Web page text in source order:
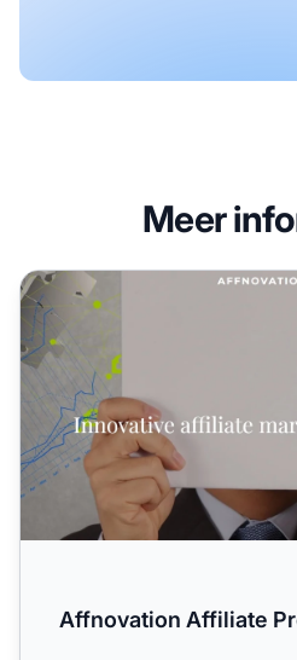
Meer
Affnovation Affiliate
Affnovation Affiliate